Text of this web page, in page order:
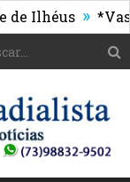
» *Vasco